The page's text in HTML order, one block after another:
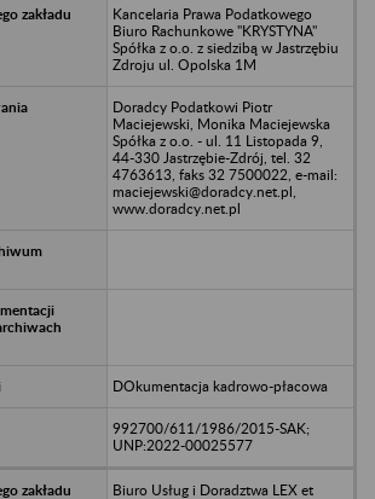
Kancelaria Prawa Podatkowego
Biuro Rachunkowe "KRYSTYNA"
Spółka z o.o. z siedzibą w Jastrzębiu
Zdroju ul. Opolska 1M
Doradcy Podatkowi Piotr
Maciejewski, Monika Maciejewska
Spółka z o.o. - ul. 11 Listopada 9,
44-330 Jastrzębie-Zdrój, tel. 32
4763613, faks 32 7500022, e-mail:
maciejewski@doradcy.net.pl,
www.doradcy.net.pl
DOkumentacja kadrowo-płacowa
992700/611/1986/2015-SAK;
UNP:2022-00025577
Biuro Usług i Doradztwa LEX et